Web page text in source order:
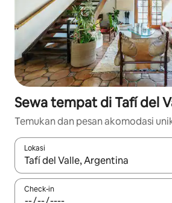
Sewa tempat di Tafí del
Temukan dan pesan akomodasi
Lokasi
Jika hasil yang dicari tersedia,
Check-in